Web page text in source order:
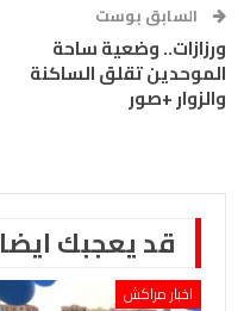
السابق بوست
ورزازات.. وضعية ساحة
الموحدين تقلق الساكنة
والزوار +صور
قد يعجبك ايضا
اخبار مراكش